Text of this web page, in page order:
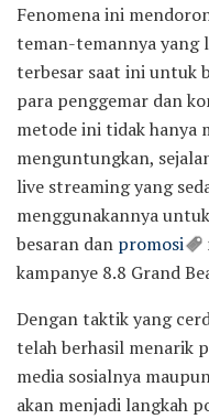
Fenomena ini
teman-temannya
terbesar saat ini untuk
para penggemar dan
metode ini tidak hanya
menguntungkan,
live streaming yang
menggunakannya
besaran dan promosi
kampanye 8.8 Grand
Dengan taktik yang
telah berhasil menarik
media sosialnya
akan menjadi langkah